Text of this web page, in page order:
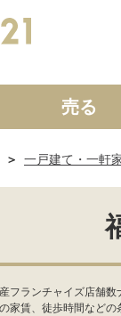
中古一戸
売る
一戸建て・一軒
フランチャイズ店舗
家賃、徒歩時間など